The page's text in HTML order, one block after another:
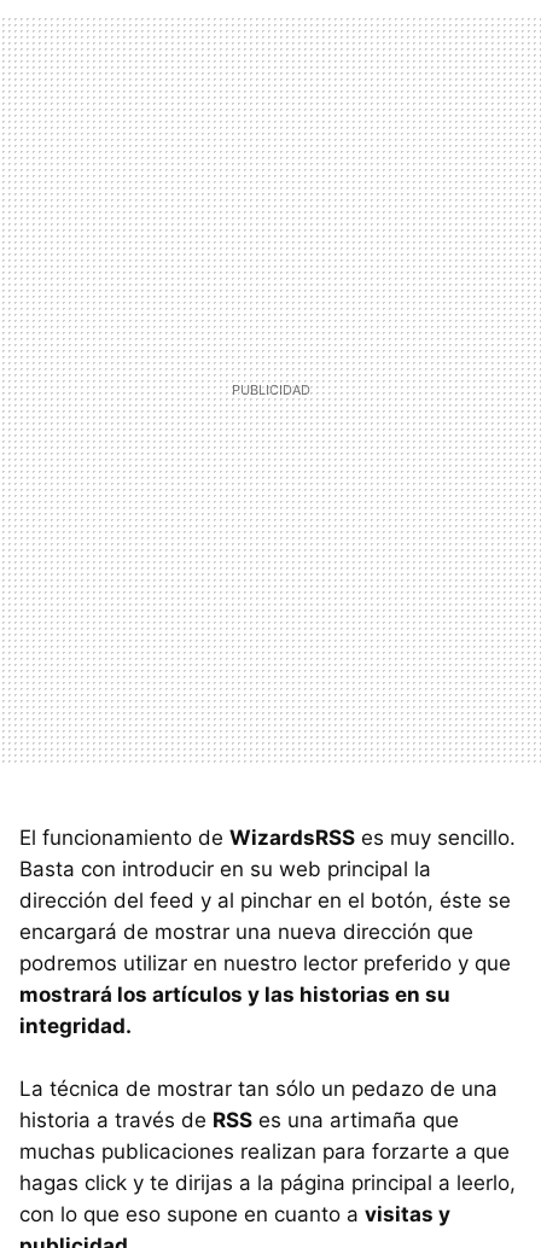
El funcionamiento de WizardsRSS es muy sencillo.
Basta con introducir en su web principal la
dirección del feed y al pinchar en el botón, éste se
encargará de mostrar una nueva dirección que
podremos utilizar en nuestro lector preferido y que
mostrará los artículos y las historias en su
integridad.
La técnica de mostrar tan sólo un pedazo de una
historia a través de RSS es una artimaña que
muchas publicaciones realizan para forzarte a que
hagas click y te dirijas a la página principal a leerlo,
con lo que eso supone en cuanto a visitas y